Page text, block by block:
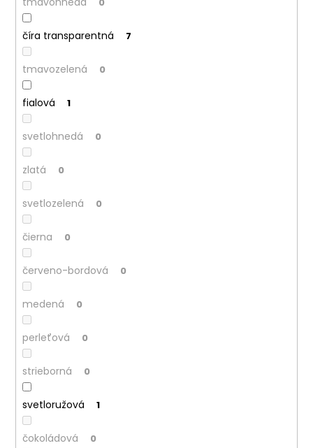
číra transparentná 7
tmavozelená 0
fialová 1
svetlohnedá 0
zlatá 0
svetlozelená 0
čierna 0
červeno-bordová 0
medená 0
perleťová 0
strieborná 0
svetloružová 1
čokoládová 0